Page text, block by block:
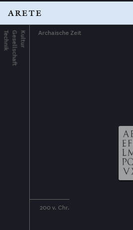
ARETE
Archaische Zeit
200 v. Chr.
Kultur
Gesellschaft
Technik